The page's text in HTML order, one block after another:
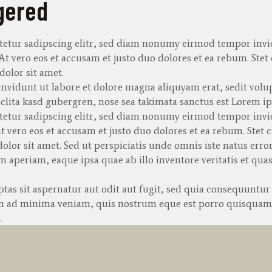
sadipscing elitr, sed diam nonumy eirmod tempor
vero eos et accusam et justo duo dolores et ea rebum. Stet
sit amet.
ut labore et dolore magna aliquyam erat, sedit
clita kasd gubergren, nose sea takimata sanctus est Lorem
sadipscing elitr, sed diam nonumy eirmod tempor
vero eos et accusam et justo duo dolores et ea rebum. Stet
sit amet. Sed ut perspiciatis unde omnis iste natus
aperiam, eaque ipsa quae ab illo inventore veritatis et
sit aspernatur aut odit aut fugit, sed quia
ad minima veniam, quis nostrum eque est porro